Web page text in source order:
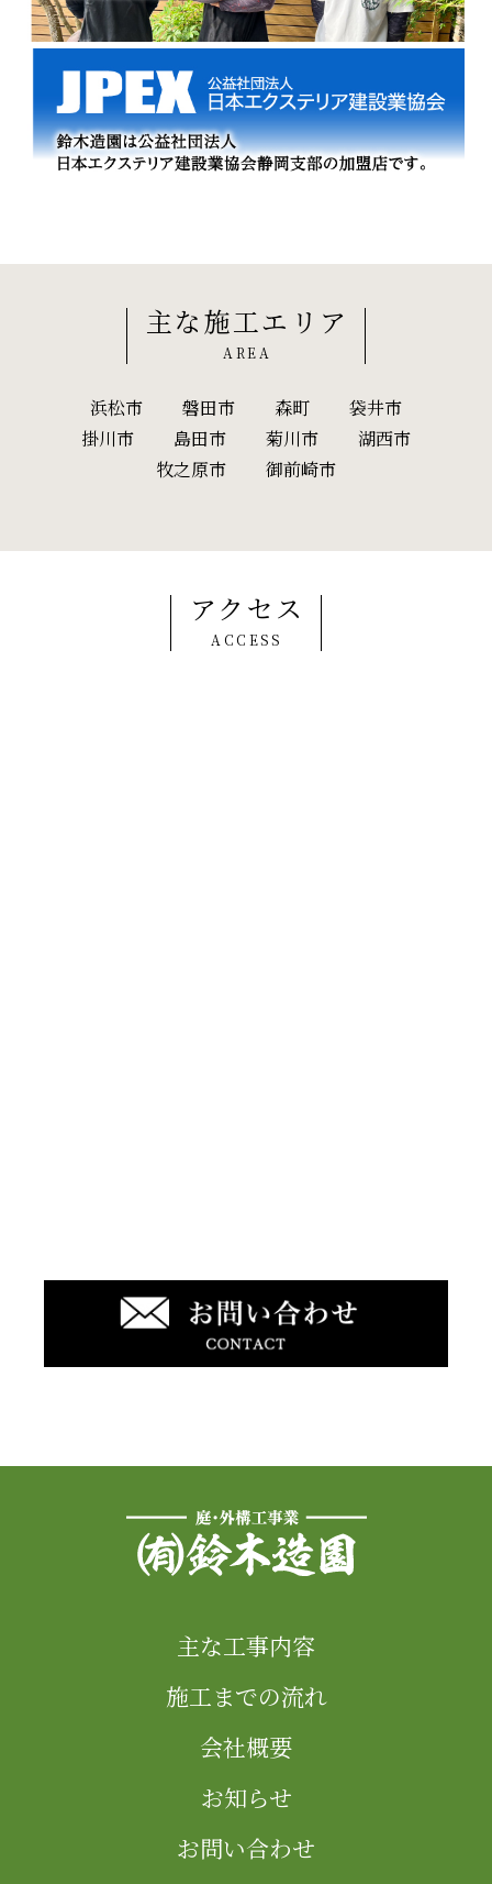
主な施工エリア
AREA
浜松市 磐田市 森町
袋井市
掛川市
島田市 菊川市
湖西市
牧之原市
御前崎市
アクセス
ACCESS
主な工事内容
施工までの流れ
会社概要
お知らせ
お問い合わせ